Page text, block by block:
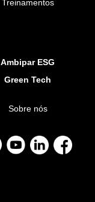
Treinamentos
Ambipar ESG
Green Tech
Sobre nós